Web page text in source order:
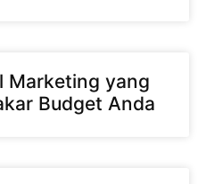
Marketing yang
Budget Anda